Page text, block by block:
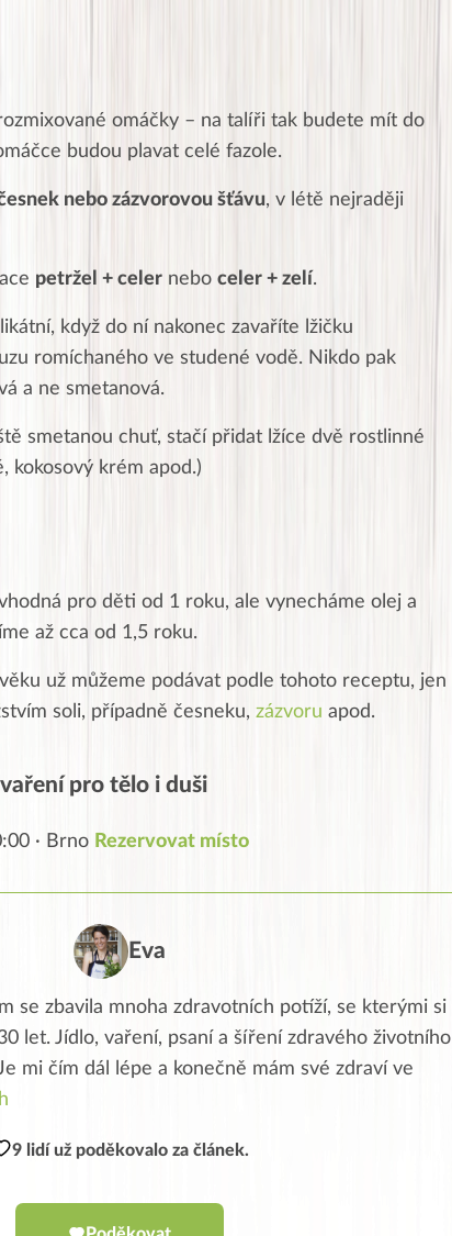
omáčky – na talíři tak budete mít do
budou plavat celé fazole.
nebo zázvorovou šťávu, v létě nejraději
petržel + celer nebo celer + zelí.
když do ní nakonec zavaříte lžičku
romíchaného ve studené vodě. Nikdo pak
a ne smetanová.
smetanou chuť, stačí přidat lžíce dvě rostlinné
kokosový krém apod.)
pro děti od 1 roku, ale vynecháme olej a
až cca od 1,5 roku.
už můžeme podávat podle tohoto receptu, jen
soli, případně česneku, zázvoru apod.
pro tělo i duši
· Brno Rezervovat místo
Eva
se zbavila mnoha zdravotních potíží, se kterými si
let. Jídlo, vaření, psaní a šíření zdravého životního
mi čím dál lépe a konečně mám své zdraví ve
9 lidí už poděkovalo za článek.